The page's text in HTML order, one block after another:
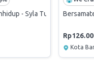
- Syla Tunic // Tunik
Kota